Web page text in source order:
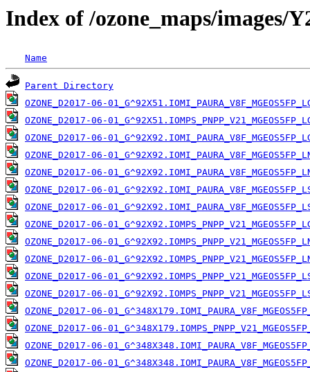
Index of /ozone_maps/images/
Name
Parent Directory
OZONE_D2017-06-
OZONE_D2017-06-
OZONE_D2017-06-
OZONE_D2017-06-
OZONE_D2017-06-
OZONE_D2017-06-
OZONE_D2017-06-
OZONE_D2017-06-
OZONE_D2017-06-
OZONE_D2017-06-
OZONE_D2017-06-
OZONE_D2017-06-
OZONE_D2017-06-
OZONE_D2017-06-
OZONE_D2017-06-
OZONE_D2017-06-